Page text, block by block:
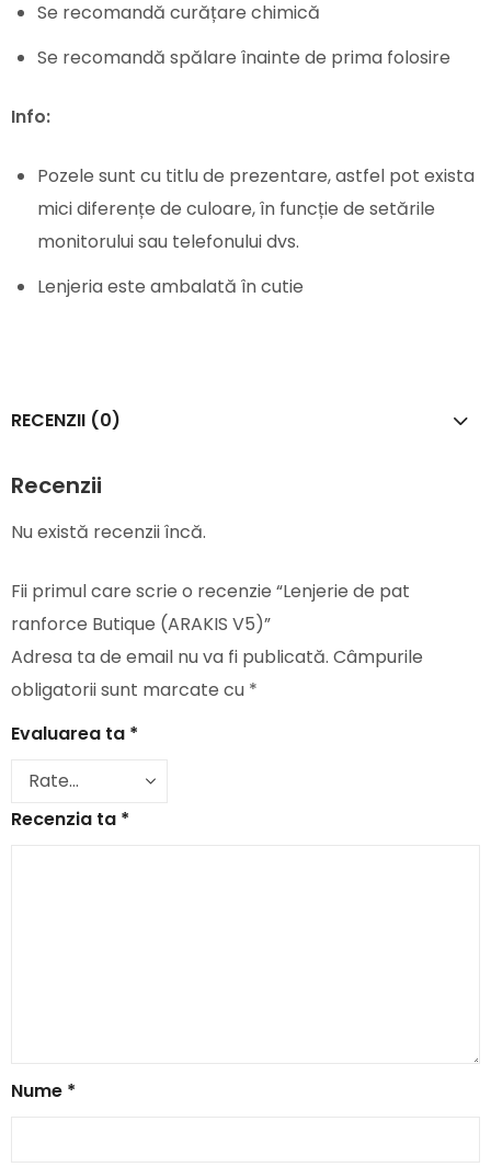
Se recomandă curățare chimică
Se recomandă spălare înainte de prima folosire
Info:
Pozele sunt cu titlu de prezentare, astfel pot exista
mici diferențe de culoare, în funcție de setările
monitorului sau telefonului dvs.
Lenjeria este ambalată în cutie
RECENZII (0)
Recenzii
Nu există recenzii încă.
Fii primul care scrie o recenzie “Lenjerie de pat
ranforce Butique (ARAKIS V5)”
Adresa ta de email nu va fi publicată. Câmpurile
obligatorii sunt marcate cu *
Evaluarea ta *
Recenzia ta *
Nume *